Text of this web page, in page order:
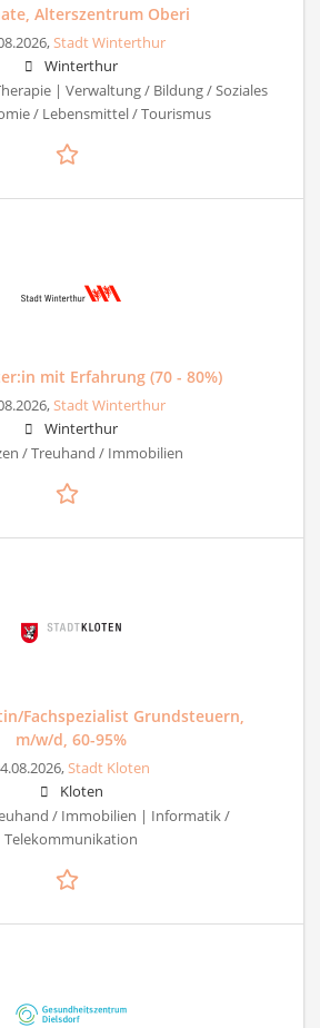
Alterszentrum Oberi
Stadt Winterthur
Winterthur
| Verwaltung / Bildung / Soziales
/ Lebensmittel / Tourismus
mit Erfahrung (70 - 80%)
Stadt Winterthur
Winterthur
/ Treuhand / Immobilien
Fachspezialist Grundsteuern,
m/w/d, 60-95%
Stadt Kloten
Kloten
/ Immobilien | Informatik /
Telekommunikation